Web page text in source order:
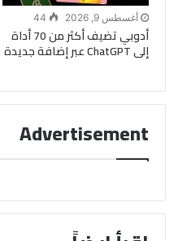
أغسطس 9, 2026 44
أدوبي تضيف أكثر من 70 أداة
إلى ChatGPT عبر إضافة جديدة
Advertisement